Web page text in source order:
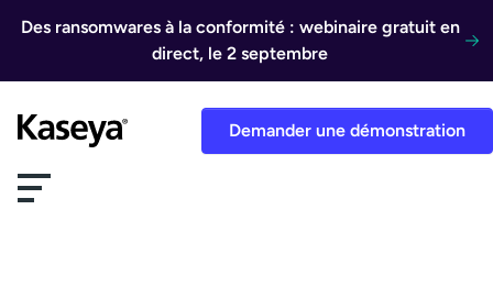
Des ransomwares à la conformité : webinaire gratuit en
direct, le 2 septembre
Demander une démonstration